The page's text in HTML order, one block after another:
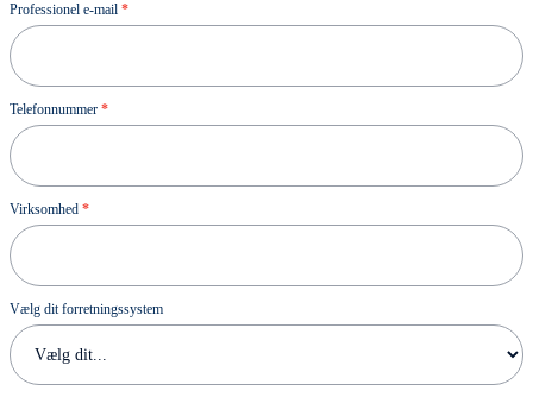
Professionel e-mail *
Telefonnummer *
Virksomhed *
Vælg dit forretningssystem